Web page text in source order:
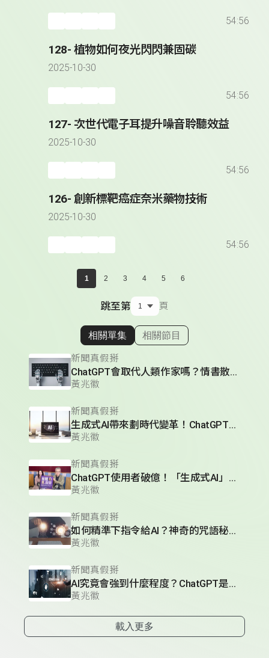
54:56
128- 植物如何夜光閃閃兼固碳
2025-10-30
54:56
127- 次世代電子耳提升噪音聆聽效益
2025-10-30
54:56
126- 創新標靶癌症奈米藥物技術
2025-10-30
54:56
1 2 3 4 5 6
跳至第 頁
顯示相關單集
相關單集 相關節目
新聞真假掰
ChatGPT會取代人類作家嗎？情書散文小說翻譯都難不倒它？AI「渣男」讓你不小心還會愛上它？
黃兆徽
新聞真假掰
生成式AI帶來劃時代變革！ChatGPT有哪些技術突破？
黃兆徽
新聞真假掰
ChatGPT使用者破億！「生成式AI」是什麼？人工智慧將帶來人類生活的重大變革！
黃兆徽
新聞真假掰
如何精準下指令給AI？神奇的咒語秘訣大公開
黃兆徽
新聞真假掰
AI究竟會強到什麼程度？ChatGPT是「填鴨式教育」的產物？
黃兆徽
載入更多